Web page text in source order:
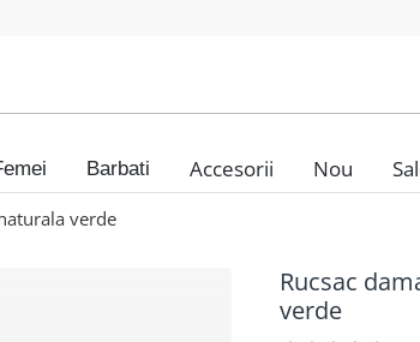
Barbati Accesorii Nou
verde
Rucsac
verde